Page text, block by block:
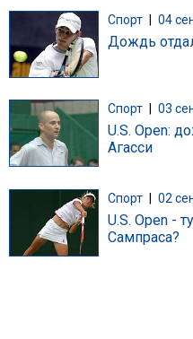
Спорт 04
Дождь
Спорт 03
U.S. Open:
Агасси
Спорт 02
U.S. Open -
Сампраса?